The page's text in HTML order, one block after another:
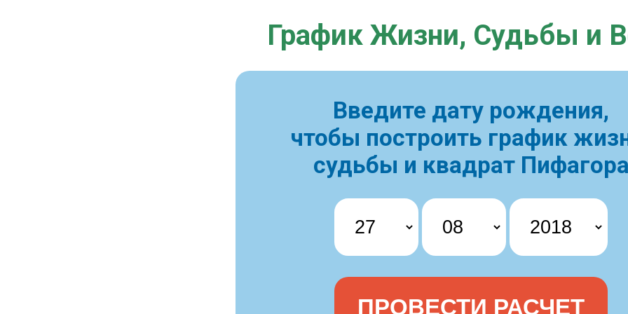
График Жизни, Судьбы и
Введите дату рождения,
чтобы построить график
судьбы и квадрат Пифагора
ПРОВЕСТИ РАСЧЕТ